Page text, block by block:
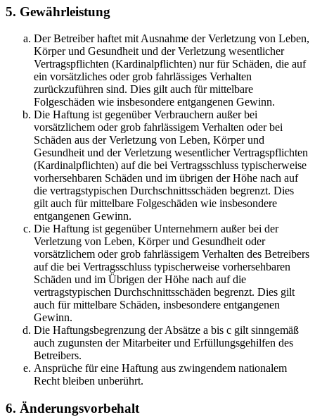
5. Gewährleistung
Der Betreiber haftet mit Ausnahme der Verletzung von Leben,
Körper und Gesundheit und der Verletzung wesentlicher
Vertragspflichten (Kardinalpflichten) nur für Schäden, die auf
ein vorsätzliches oder grob fahrlässiges Verhalten
zurückzuführen sind. Dies gilt auch für mittelbare
Folgeschäden wie insbesondere entgangenen Gewinn.
Die Haftung ist gegenüber Verbrauchern außer bei
vorsätzlichem oder grob fahrlässigem Verhalten oder bei
Schäden aus der Verletzung von Leben, Körper und
Gesundheit und der Verletzung wesentlicher Vertragspflichten
(Kardinalpflichten) auf die bei Vertragsschluss typischerweise
vorhersehbaren Schäden und im übrigen der Höhe nach auf
die vertragstypischen Durchschnittsschäden begrenzt. Dies
gilt auch für mittelbare Folgeschäden wie insbesondere
entgangenen Gewinn.
Die Haftung ist gegenüber Unternehmern außer bei der
Verletzung von Leben, Körper und Gesundheit oder
vorsätzlichem oder grob fahrlässigem Verhalten des Betreibers
auf die bei Vertragsschluss typischerweise vorhersehbaren
Schäden und im Übrigen der Höhe nach auf die
vertragstypischen Durchschnittsschäden begrenzt. Dies gilt
auch für mittelbare Schäden, insbesondere entgangenen
Gewinn.
Die Haftungsbegrenzung der Absätze a bis c gilt sinngemäß
auch zugunsten der Mitarbeiter und Erfüllungsgehilfen des
Betreibers.
Ansprüche für eine Haftung aus zwingendem nationalem
Recht bleiben unberührt.
6. Änderungsvorbehalt